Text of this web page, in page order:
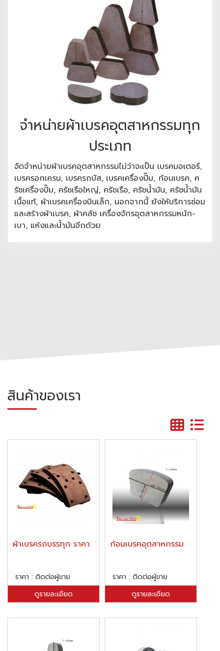
จำหน่ายผ้าเบรคอุตสาหกรรมทุก
ประเภท
จัดจำหน่ายผ้าเบรคอุตสาหกรรมไม่ว่าจะเป็น เบรคมอเตอร์,
เบรครอกเครน, เบรครถบัส, เบรคเครื่องปั๊ม, ก้อนเบรค, ค
รัชเครื่องปั๊ม, ครัชเรือใหญ่, ครัชเรือ, ครัชน้ำมัน, ครัชน้ำมัน
เนื้อแท้, ผ้าเบรคเครื่องบินเล็ก, นอกจากนี้ ยังให้บริการซ่อม
และสร้างผ้าเบรค, ผ้าคลัช เครื่องจักรอุตสาหกรรมหนัก-
เบา, แห้งและน้ำมันอีกด้วย
สินค้าของเรา
ผ้าเบรครถบรรทุก ราคา
ราคา : ติดต่อผู้ขาย
ดูรายละเอียด
ก้อนเบรคอุตสาหกรรม
ราคา : ติดต่อผู้ขาย
ดูรายละเอียด